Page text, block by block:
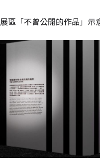
展區「不曾公開的作品」示